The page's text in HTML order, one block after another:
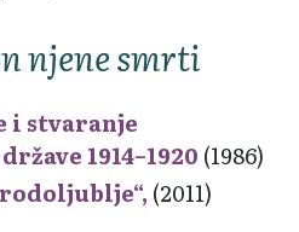
njene smrti
i stvaranje
1914–1920 (1986)
(2011)